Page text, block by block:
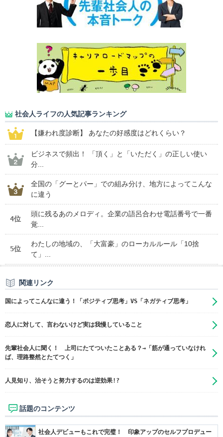
社会人ライフの人気記事ランキング
【嫌われ度診断】 あなたの好感度はどれくらい？
ビジネスで頻出！ 「頂く」と「いただく」の正しい使い
分...
全国の「グーとパー」での組み分け、地方によってこんな
に違う
4位
頭に残るあのメロディ。企業の語呂合わせ電話番号で一番
覚...
5位
わたしの地域の、「大富豪」のローカルルール「10捨
て」...
関連リンク
国によってこんなに違う！「ポジティブ思考」VS「ネガティブ思考」
恋人に対して、言わないけど実は我慢していること
先輩社会人に聞く！ 上司にたてついたことある？→「筋が通っていなけれ
ば、理路整然とたてつく」
人見知り、治そうと努力するのは逆効果!?
話題のコンテンツ
社会人デビューもこれで完璧！ 印象アップのセルフプロデュー